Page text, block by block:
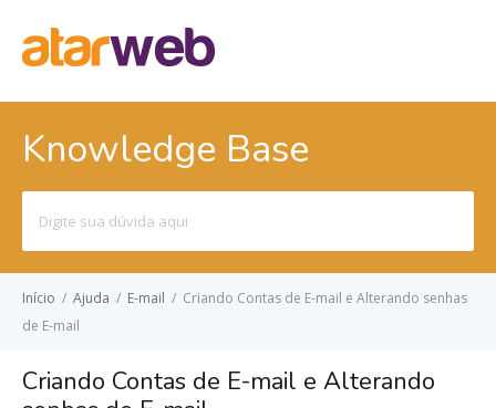
Knowledge Base
por:
Início / Ajuda / E-mail / Criando Contas de E-mail e Alterando senhas
de E-mail
Criando Contas de E-mail e Alterando